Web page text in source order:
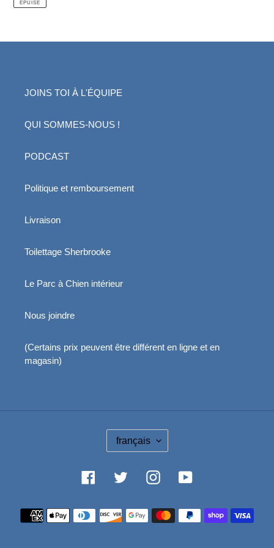
ÉPUISÉ
JOINS TOI À L'ÉQUIPE
QUI SOMMES-NOUS !
PODCAST
Politique et remboursement
Livraison
Toilettage Sherbrooke
Le Parc à Chien intérieur
Nous joindre
(Certains prix peuvent être différent en ligne et en
magasin)
L
G
U
français
Facebook Twitter InstagramYouTube
Moyens
de